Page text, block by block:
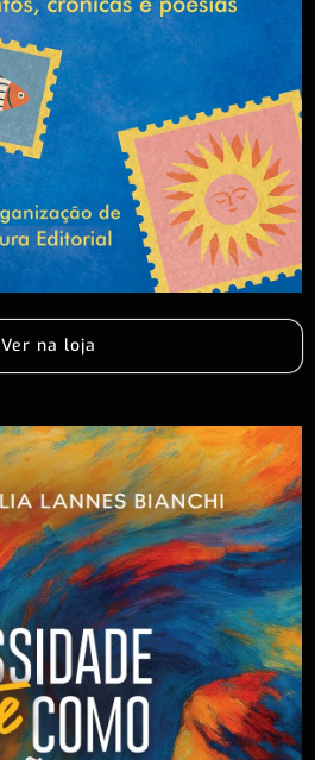
Ver na loja